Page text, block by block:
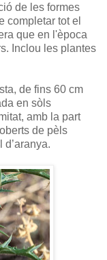
de les formes
completar tot el
que en l'època
Inclou les plantes
de fins 60 cm
en sòls
amb la part
de pèls